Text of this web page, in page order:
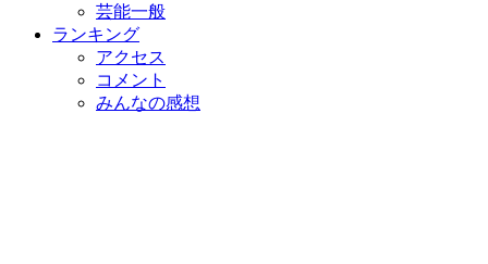
芸能一般
ランキング
アクセス
コメント
みんなの感想